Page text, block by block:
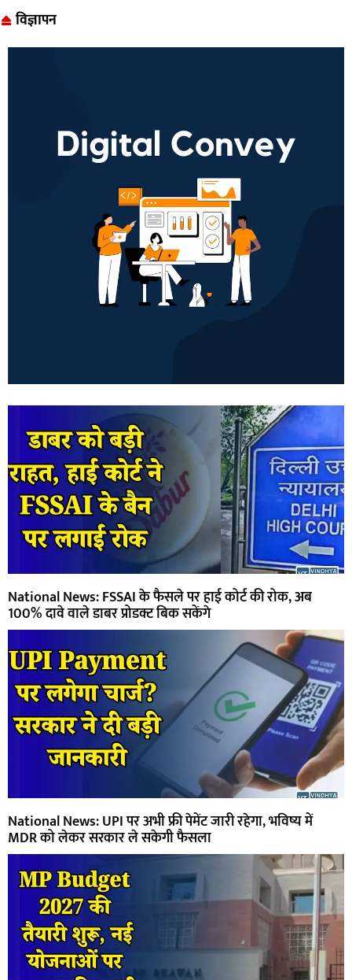
विज्ञापन
National News: FSSAI के फैसले पर हाई कोर्ट की रोक, अब
100% दावे वाले डाबर प्रोडक्ट बिक सकेंगे
National News: UPI पर अभी फ्री पेमेंट जारी रहेगा, भविष्य में
MDR को लेकर सरकार ले सकेगी फैसला